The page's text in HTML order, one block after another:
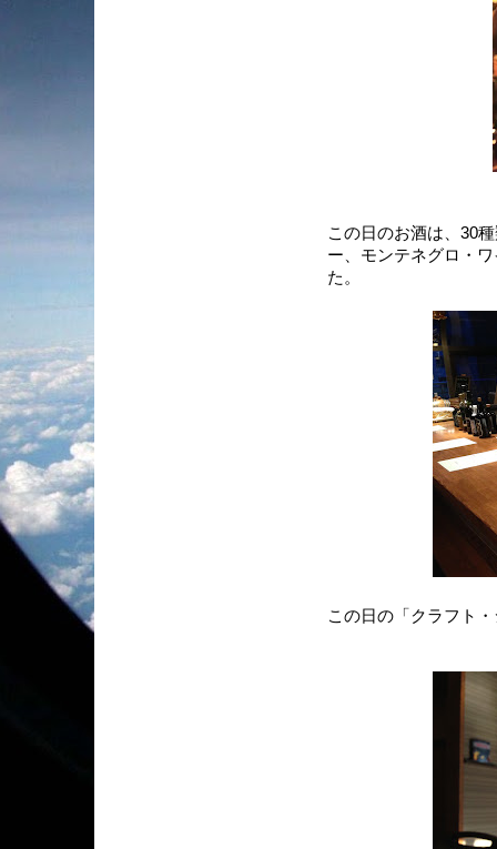
この日のお酒は、30
ー、モンテネグロ・
た。
この日の「クラフト